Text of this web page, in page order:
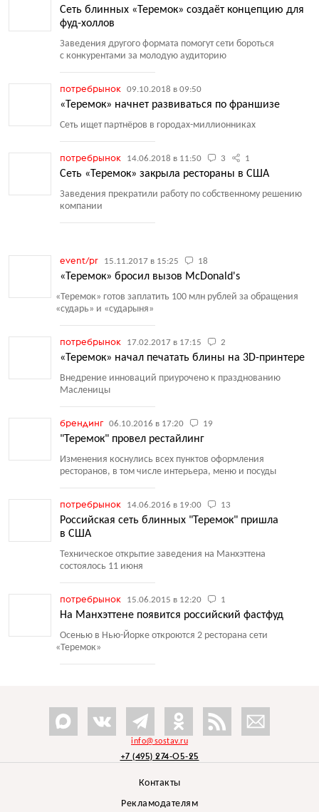
Сеть блинных «Теремок» создаёт концепцию для
фуд-холлов
Заведения другого формата помогут сети бороться
с конкурентами за молодую аудиторию
потребрынок 09.10.2018 в 09:50
«Теремок» начнет развиваться по франшизе
Сеть ищет партнёров в городах-миллионниках
потребрынок 14.06.2018 в 11:50 3 1
Сеть «Теремок» закрыла рестораны в США
Заведения прекратили работу по собственному решению
компании
event/pr 15.11.2017 в 15:25 18
«Теремок» бросил вызов McDonald's
«Теремок» готов заплатить 100 млн рублей за обращения
«сударь» и «сударыня»
потребрынок 17.02.2017 в 17:15 2
«Теремок» начал печатать блины на 3D-принтере
Внедрение инноваций приурочено к празднованию
Масленицы
брендинг 06.10.2016 в 17:20 19
"Теремок" провел рестайлинг
Изменения коснулись всех пунктов оформления
ресторанов, в том числе интерьера, меню и посуды
потребрынок 14.06.2016 в 19:00 13
Российская сеть блинных "Теремок" пришла
в США
Техническое открытие заведения на Манхэттена
состоялось 11 июня
потребрынок 15.06.2015 в 12:20 1
На Манхэттене появится российский фастфуд
Осенью в Нью-Йорке откроются 2 ресторана сети
«Теремок»
info@sostav.ru
+7 (495) 274-05-25
Контакты
Рекламодателям